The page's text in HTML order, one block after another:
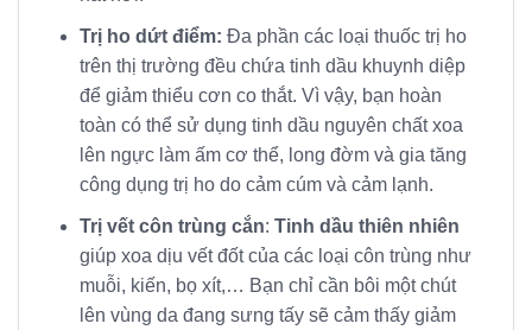
Trị ho dứt điểm: Đa phần các loại thuốc trị ho
trên thị trường đều chứa tinh dầu khuynh diệp
để giảm thiểu cơn co thắt. Vì vậy, bạn hoàn
toàn có thể sử dụng tinh dầu nguyên chất xoa
lên ngực làm ấm cơ thể, long đờm và gia tăng
công dụng trị ho do cảm cúm và cảm lạnh.
Trị vết côn trùng cắn: Tinh dầu thiên nhiên
giúp xoa dịu vết đốt của các loại côn trùng như
muỗi, kiến, bọ xít,… Bạn chỉ cần bôi một chút
lên vùng da đang sưng tấy sẽ cảm thấy giảm